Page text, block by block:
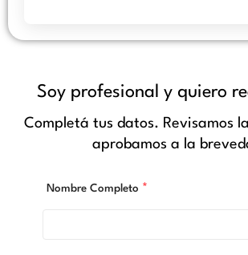
Soy profesional y quiero
Completá tus datos. Revisamos
aprobamos a la
Nombre Completo *